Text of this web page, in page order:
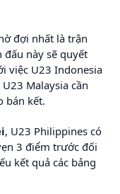
đợi nhất là trận
đấu này sẽ quyết
việc U23 Indonesia
Malaysia cần
bán kết.
, U23 Philippines có
3 điểm trước đối
kết quả các bảng